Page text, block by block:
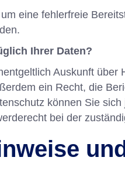
eine fehlerfreie
Ihrer Daten?
Auskunft
ein Recht, die
können Sie
bei der